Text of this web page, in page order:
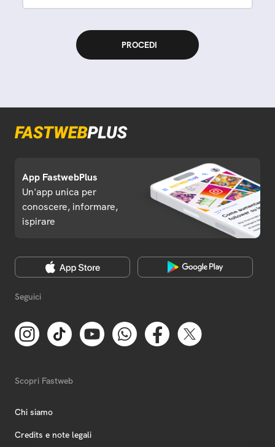
App FastwebPlus
Un'app unica per
conoscere, informare,
ispirare
Seguici
Scopri Fastweb
Chi siamo
Credits e note legali